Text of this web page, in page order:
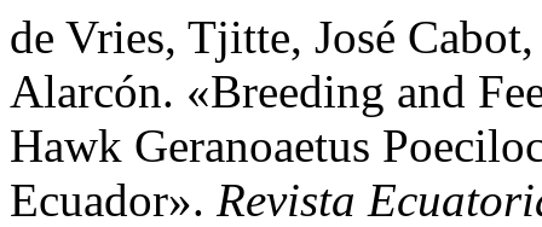
de Vries, Tjitte, José
Alarcón. «Breeding and
Hawk Geranoaetus
Ecuador». Revista